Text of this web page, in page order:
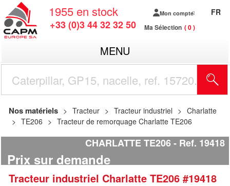
1955 en stock
+33 (0)3 44 32 32 50
Mon compte
Ma Sélection 0
FR
MENU
Nos matériels Tracteur Tracteur industriel
Charlatte
TE206
Tracteur de remorquage Charlatte TE206
CHARLATTE TE206 Ref. 19418
Prix sur demande
Tracteur industriel Charlatte TE206 #19418